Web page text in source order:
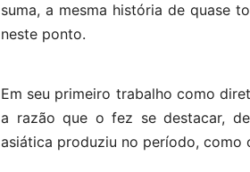
suma, a mesma história de quase
neste ponto.
Em seu primeiro trabalho como
a razão que o fez se destacar,
asiática produziu no período, como